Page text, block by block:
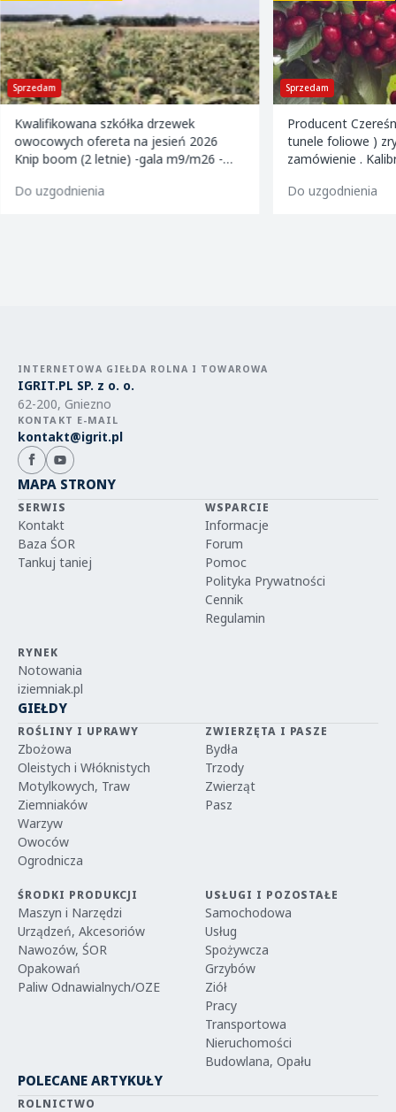
Sprzedam
Kwalifikowana szkółka drzewek
owocowych ofereta na jesień 2026
Knip boom (2 letnie) -gala m9/m26 -
m9 -paulared m9/m2
Do uzgodnienia
Sprzedam
Producent
tunele foliowe )
zamówienie . Kalibrowane , chłodzone i
Do uzgodnienia
INTERNETOWA GIEŁDA ROLNA I TOWAROWA
IGRIT.PL SP. z o. o.
62-200, Gniezno
KONTAKT E-MAIL
kontakt@igrit.pl
MAPA STRONY
SERWIS
Kontakt
Baza ŚOR
Tankuj taniej
WSPARCIE
Informacje
Forum
Pomoc
Polityka Prywatności
Cennik
Regulamin
RYNEK
Notowania
iziemniak.pl
GIEŁDY
ROŚLINY I UPRAWY
Zbożowa
Oleistych i Włóknistych
Motylkowych, Traw
Ziemniaków
Warzyw
Owoców
Ogrodnicza
ZWIERZĘTA I PASZE
Bydła
Trzody
Zwierząt
Pasz
ŚRODKI PRODUKCJI
Maszyn i Narzędzi
Urządzeń, Akcesoriów
Nawozów, ŚOR
Opakowań
Paliw Odnawialnych/OZE
USŁUGI I POZOSTAŁE
Samochodowa
Usług
Spożywcza
Grzybów
Ziół
Pracy
Transportowa
Nieruchomości
Budowlana, Opału
POLECANE ARTYKUŁY
ROLNICTWO